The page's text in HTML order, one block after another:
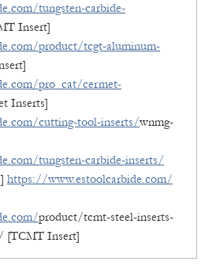
tungsten-carbide-
Insert]
product/tcgt-aluminum-
pro_cat/cermet-
Inserts]
cutting-tool-inserts/wnmg-
tungsten-carbide-inserts/
https://www.estoolcarbide.com/
product/tcmt-steel-inserts-
[TCMT Insert]